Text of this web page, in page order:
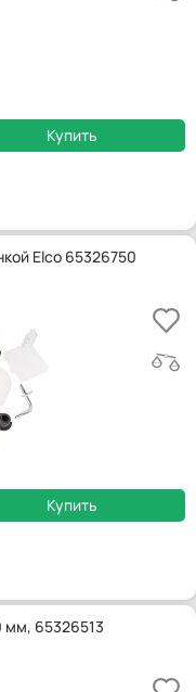
Купить
Elco 65326750
Купить
мм, 65326513